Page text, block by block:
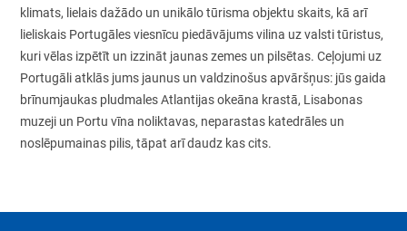
klimats, lielais dažādo un unikālo tūrisma objektu skaits, kā arī
lieliskais Portugāles viesnīcu piedāvājums vilina uz valsti tūristus,
kuri vēlas izpētīt un izzināt jaunas zemes un pilsētas. Ceļojumi uz
Portugāli atklās jums jaunus un valdzinošus apvāršņus: jūs gaida
brīnumjaukas pludmales Atlantijas okeāna krastā, Lisabonas
muzeji un Portu vīna noliktavas, neparastas katedrāles un
noslēpumainas pilis, tāpat arī daudz kas cits.